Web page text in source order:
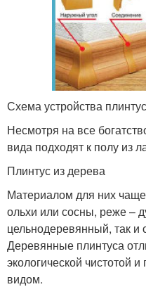
Схема устройства
Несмотря на все
вида подходят к полу из
Плинтус из дерева
Материалом для них
ольхи или сосны, реже –
цельнодеревянный, так
Деревянные плинтуса
экологической чистотой
видом.